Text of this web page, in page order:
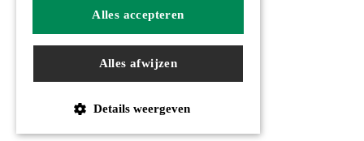
Alles accepteren
Alles afwijzen
Details weergeven